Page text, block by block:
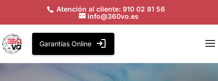
Atención al cliente: 910 02 81 56
info@360vo.es
Garantías Online